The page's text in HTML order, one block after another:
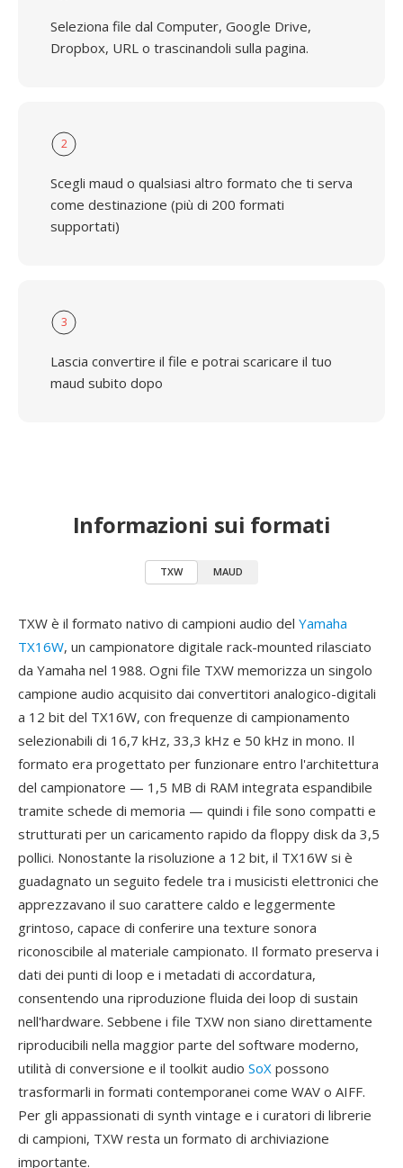
Seleziona file dal Computer, Google Drive,
Dropbox, URL o trascinandoli sulla pagina.
2
Scegli maud o qualsiasi altro formato che ti serva
come destinazione (più di 200 formati
supportati)
3
Lascia convertire il file e potrai scaricare il tuo
maud subito dopo
Informazioni sui formati
TXW MAUD
TXW è il formato nativo di campioni audio del Yamaha
TX16W, un campionatore digitale rack-mounted rilasciato
da Yamaha nel 1988. Ogni file TXW memorizza un singolo
campione audio acquisito dai convertitori analogico-digitali
a 12 bit del TX16W, con frequenze di campionamento
selezionabili di 16,7 kHz, 33,3 kHz e 50 kHz in mono. Il
formato era progettato per funzionare entro l'architettura
del campionatore — 1,5 MB di RAM integrata espandibile
tramite schede di memoria — quindi i file sono compatti e
strutturati per un caricamento rapido da floppy disk da 3,5
pollici. Nonostante la risoluzione a 12 bit, il TX16W si è
guadagnato un seguito fedele tra i musicisti elettronici che
apprezzavano il suo carattere caldo e leggermente
grintoso, capace di conferire una texture sonora
riconoscibile al materiale campionato. Il formato preserva i
dati dei punti di loop e i metadati di accordatura,
consentendo una riproduzione fluida dei loop di sustain
nell'hardware. Sebbene i file TXW non siano direttamente
riproducibili nella maggior parte del software moderno,
utilità di conversione e il toolkit audio SoX possono
trasformarli in formati contemporanei come WAV o AIFF.
Per gli appassionati di synth vintage e i curatori di librerie
di campioni, TXW resta un formato di archiviazione
importante.